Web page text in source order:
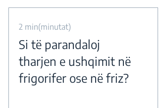
2 min(minutat)
Si të parandaloj
tharjen e ushqimit në
frigorifer ose në friz?